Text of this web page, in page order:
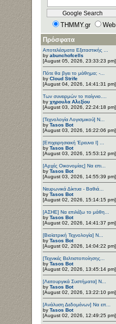
THMMY.gr
Web
Πρόσφατα
Αποτελέσματα Εξεταστικής ...
by abunchofcells
[August 05, 2026, 23:33:23 pm]
Πότε θα βγει το μάθημα; -...
by Cloud Strife
[August 04, 2026, 14:41:31 pm]
Των συνειρμών το παίγνιο....
by χηρουλα Αλεξίου
[August 03, 2026, 22:24:18 pm]
[Τεχνολογία Λογισμικού] Ν...
by Tasos Bot
[August 03, 2026, 16:22:06 pm]
[Επιχειρησιακή Έρευνα Ι] ...
by Tasos Bot
[August 03, 2026, 15:53:12 pm]
[Αρχές Οικονομίας] Να επι...
by Tasos Bot
[August 03, 2026, 14:55:39 pm]
Νευρωνικά Δίκτυα - Βαθιά...
by Tasos Bot
[August 02, 2026, 15:14:15 pm]
[ΑΣΗΕ] Να επιλέξω το μάθη...
by Tasos Bot
[August 02, 2026, 14:41:37 pm]
[Βιοϊατρική Τεχνολογία] Ν...
by Tasos Bot
[August 02, 2026, 14:04:22 pm]
[Τεχνικές Βελτιστοποίησης...
by Tasos Bot
[August 02, 2026, 13:45:14 pm]
[Λειτουργικά Συστήματα] Ν...
by Tasos Bot
[August 02, 2026, 13:22:10 pm]
[Ανάλυση Δεδομένων] Να επ...
by Tasos Bot
[August 02, 2026, 12:49:25 pm]